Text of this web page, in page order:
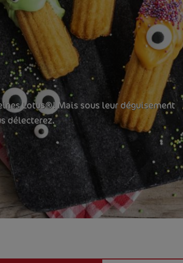
Lotus®! Mais sous leur déguisement
délecterez.